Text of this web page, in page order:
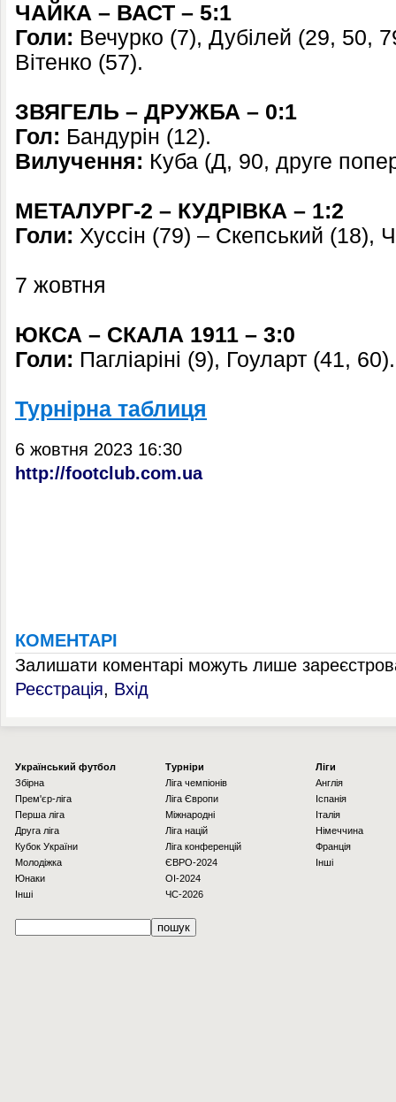
ЧАЙКА – ВАСТ – 5:1
Голи: Вечурко (7), Дубілей (29, 50,
Вітенко (57).
ЗВЯГЕЛЬ – ДРУЖБА – 0:1
Гол: Бандурін (12).
Вилучення: Куба (Д, 90, друге
МЕТАЛУРГ-2 – КУДРІВКА – 1:2
Голи: Хуссін (79) – Скепський (18),
7 жовтня
ЮКСА – СКАЛА 1911 – 3:0
Голи: Пагліаріні (9), Гоуларт (41, 60).
Турнірна таблиця
6 жовтня 2023 16:30
http://footclub.com.ua
КОМЕНТАРІ
Залишати коментарі можуть лише
Реєстрація, Вхід
Українcький футбол
Збірна
Прем'єр-ліга
Перша ліга
Друга ліга
Кубок України
Молодіжка
Юнаки
Інші
Турніри
Ліга чемпіонів
Ліга Європи
Міжнародні
Ліга націй
Ліга конференцій
ЄВРО-2024
OI-2024
ЧС-2026
Ліги
Англія
Іспанія
Італія
Німеччина
Франція
Інші